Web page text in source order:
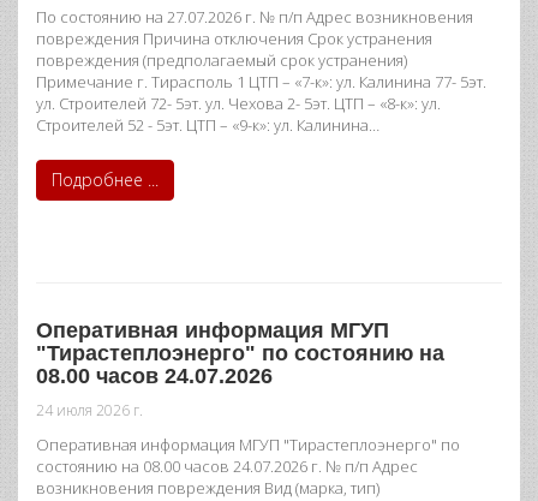
По состоянию на 27.07.2026 г. № п/п Адрес возникновения
повреждения Причина отключения Срок устранения
повреждения (предполагаемый срок устранения)
Примечание г. Тирасполь 1 ЦТП – «7-к»: ул. Калинина 77- 5эт.
ул. Строителей 72- 5эт. ул. Чехова 2- 5эт. ЦТП – «8-к»: ул.
Строителей 52 - 5эт. ЦТП – «9-к»: ул. Калинина…
Подробнее ...
Оперативная информация МГУП
"Тирастеплоэнерго" по состоянию на
08.00 часов 24.07.2026
24 июля 2026 г.
Оперативная информация МГУП "Тирастеплоэнерго" по
состоянию на 08.00 часов 24.07.2026 г. № п/п Адрес
возникновения повреждения Вид (марка, тип)